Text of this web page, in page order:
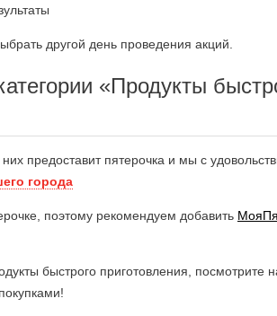
другой день проведения акций.
«Продукты
предоставит пятерочка и мы с
города
поэтому рекомендуем добавить
быстрого приготовления, посмотрите